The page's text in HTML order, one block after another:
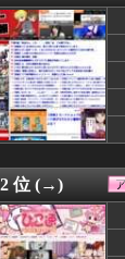
22:09
22:05
22:05
22:05
22:05
22:04
22:02
21:59
21:48
21:45
21:44
21:35
2 位 (→)